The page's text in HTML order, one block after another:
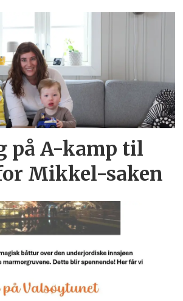
på A-kamp til
Mikkel-saken